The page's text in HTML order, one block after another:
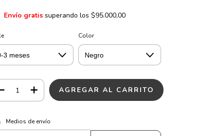
Envío gratis superando los $95.000,00
Color
para el CP:
Medios de envío